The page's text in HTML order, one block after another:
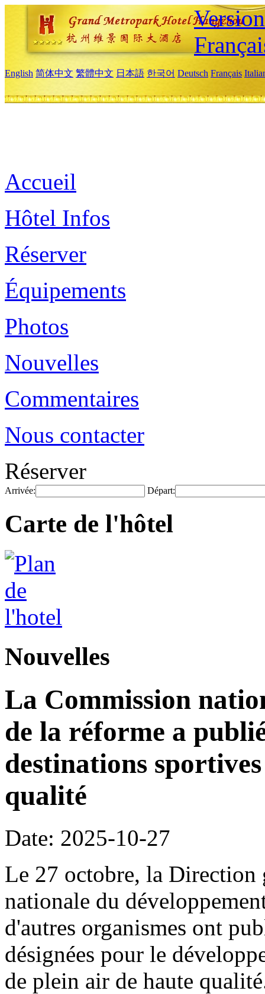
English 简体中文 繁體中文 日本語 한국어 Deutsch Français
Accueil
Hôtel Infos
Réserver
Équipements
Photos
Nouvelles
Commentaires
Nous contacter
Réserver
Arrivée: Départ:
Carte de l'hôtel
Nouvelles
La Commission
de la réforme a
destinations
qualité
Date: 2025-10-27
Le 27 octobre, la Direction
nationale du
d'autres organismes ont
désignées pour le
de plein air de haute